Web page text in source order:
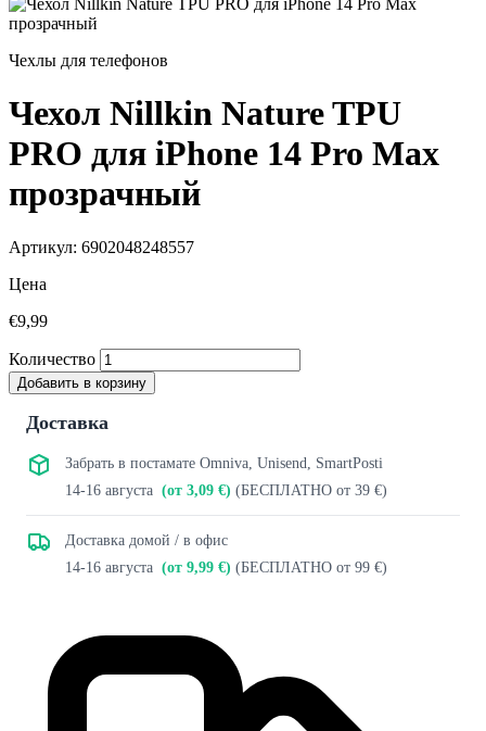
Чехлы для телефонов
Чехол Nillkin Nature TPU
PRO для iPhone 14 Pro Max
прозрачный
Артикул: 6902048248557
Цена
€9,99
Количество
Добавить в корзину
Доставка
Забрать в постамате Omniva, Unisend, SmartPosti
14-16 августа (от 3,09 €) (БЕСПЛАТНО от 39 €)
Доставка домой / в офис
14-16 августа (от 9,99 €) (БЕСПЛАТНО от 99 €)